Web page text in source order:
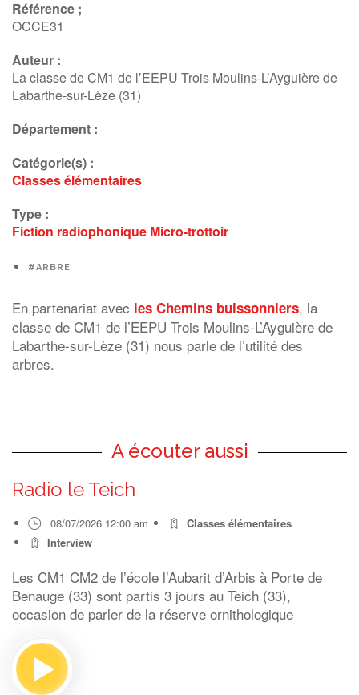
Référence ;
OCCE31
Auteur :
La classe de CM1 de l’EEPU Trois Moulins-L’Ayguière de
Labarthe-sur-Lèze (31)
Département :
Catégorie(s) :
Classes élémentaires
Type :
Fiction radiophonique Micro-trottoir
#ARBRE
En partenariat avec les Chemins buissonniers, la
classe de CM1 de l’EEPU Trois Moulins-L’Ayguière de
Labarthe-sur-Lèze (31) nous parle de l’utilité des
arbres.
A écouter aussi
Radio le Teich
08/07/2026 12:00 am
Classes élémentaires
Interview
Les CM1 CM2 de l’école l’Aubarit d’Arbis à Porte de
Benauge (33) sont partis 3 jours au Teich (33),
occasion de parler de la réserve ornithologique